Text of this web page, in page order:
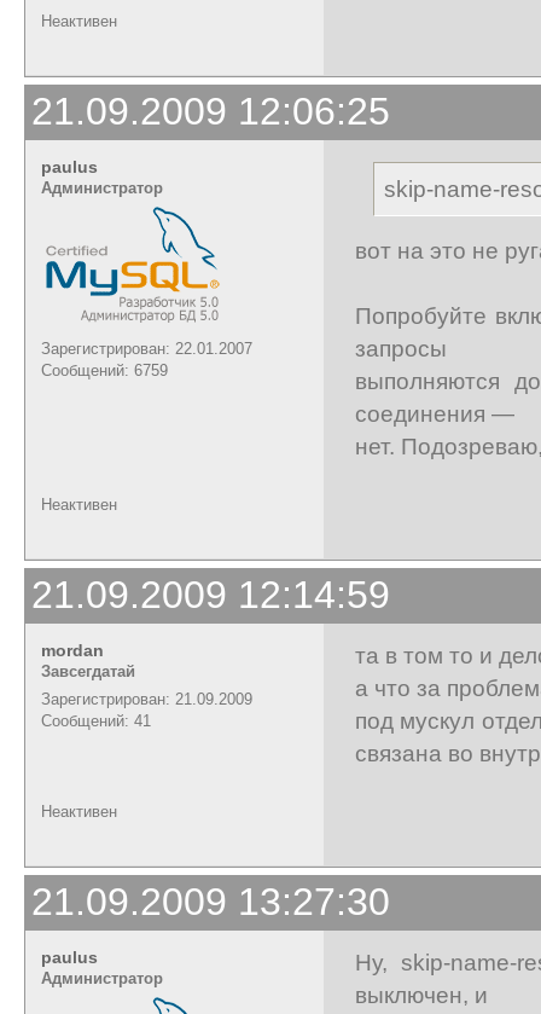
Неактивен
21.09.2009 12:06:25
paulus
Администратор
Зарегистрирован: 22.01.2007
Сообщений: 6759
skip-name-
вот на это не
Попробуйте
запросы
выполняются
соединения —
нет.
Неактивен
21.09.2009 12:14:59
mordan
Завсегдатай
Зарегистрирован: 21.09.2009
Сообщений: 41
та в том то и
а что за
под мускул
связана во
Неактивен
21.09.2009 13:27:30
paulus
Администратор
Ну, skip-name-
выключен, и